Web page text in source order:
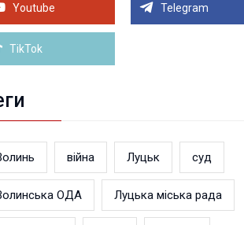
у суді довів незаконність поновлення
обліку
Youtube Telegram
TikTok
війна Луцьк суд
ОДА Луцька міська рада